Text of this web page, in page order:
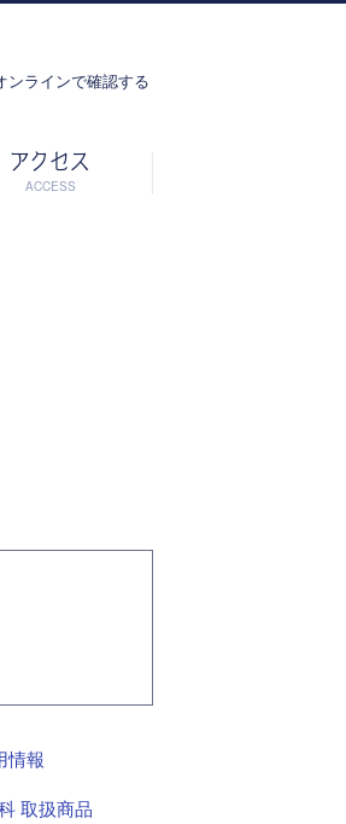
ンラインで確認する
アクセス
ACCESS